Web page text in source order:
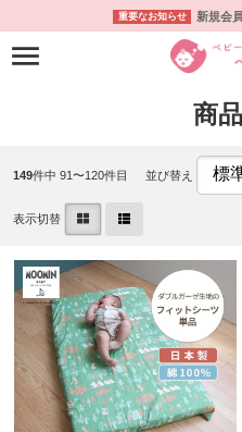
重要なお知らせ 新規会
商
149件中 91〜120件目 並び替え
表示切替